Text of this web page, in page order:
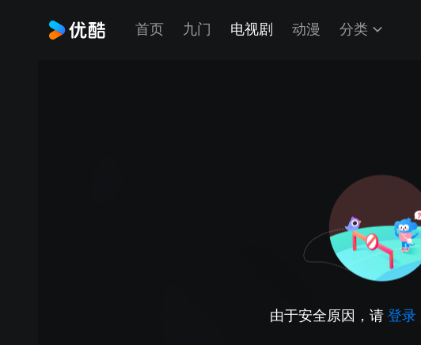
首页 九门 电视剧 动漫 分类
由于安全原因，请 登录